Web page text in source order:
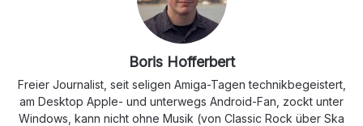
Boris Hofferbert
Freier Journalist, seit seligen Amiga-Tagen technikbegeistert,
am Desktop Apple- und unterwegs Android-Fan, zockt unter
Windows, kann nicht ohne Musik (von Classic Rock über Ska